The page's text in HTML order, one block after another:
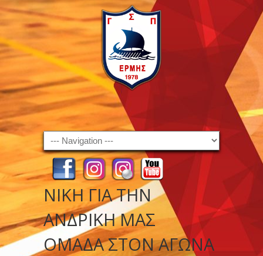
Navigation
ΝΊΚΗ ΓΙΑ ΤΗΝ
ΑΝΔΡΙΚΉ ΜΑΣ
ΟΜΆΔΑ ΣΤΟΝ ΑΓΏΝΑ